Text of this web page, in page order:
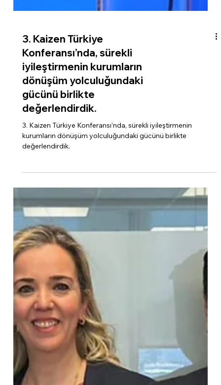
3. Kaizen Türkiye
Konferansı’nda, sürekli
iyileştirmenin kurumların
dönüşüm yolculuğundaki
gücünü birlikte
değerlendirdik.
3. Kaizen Türkiye Konferansı’nda, sürekli iyileştirmenin